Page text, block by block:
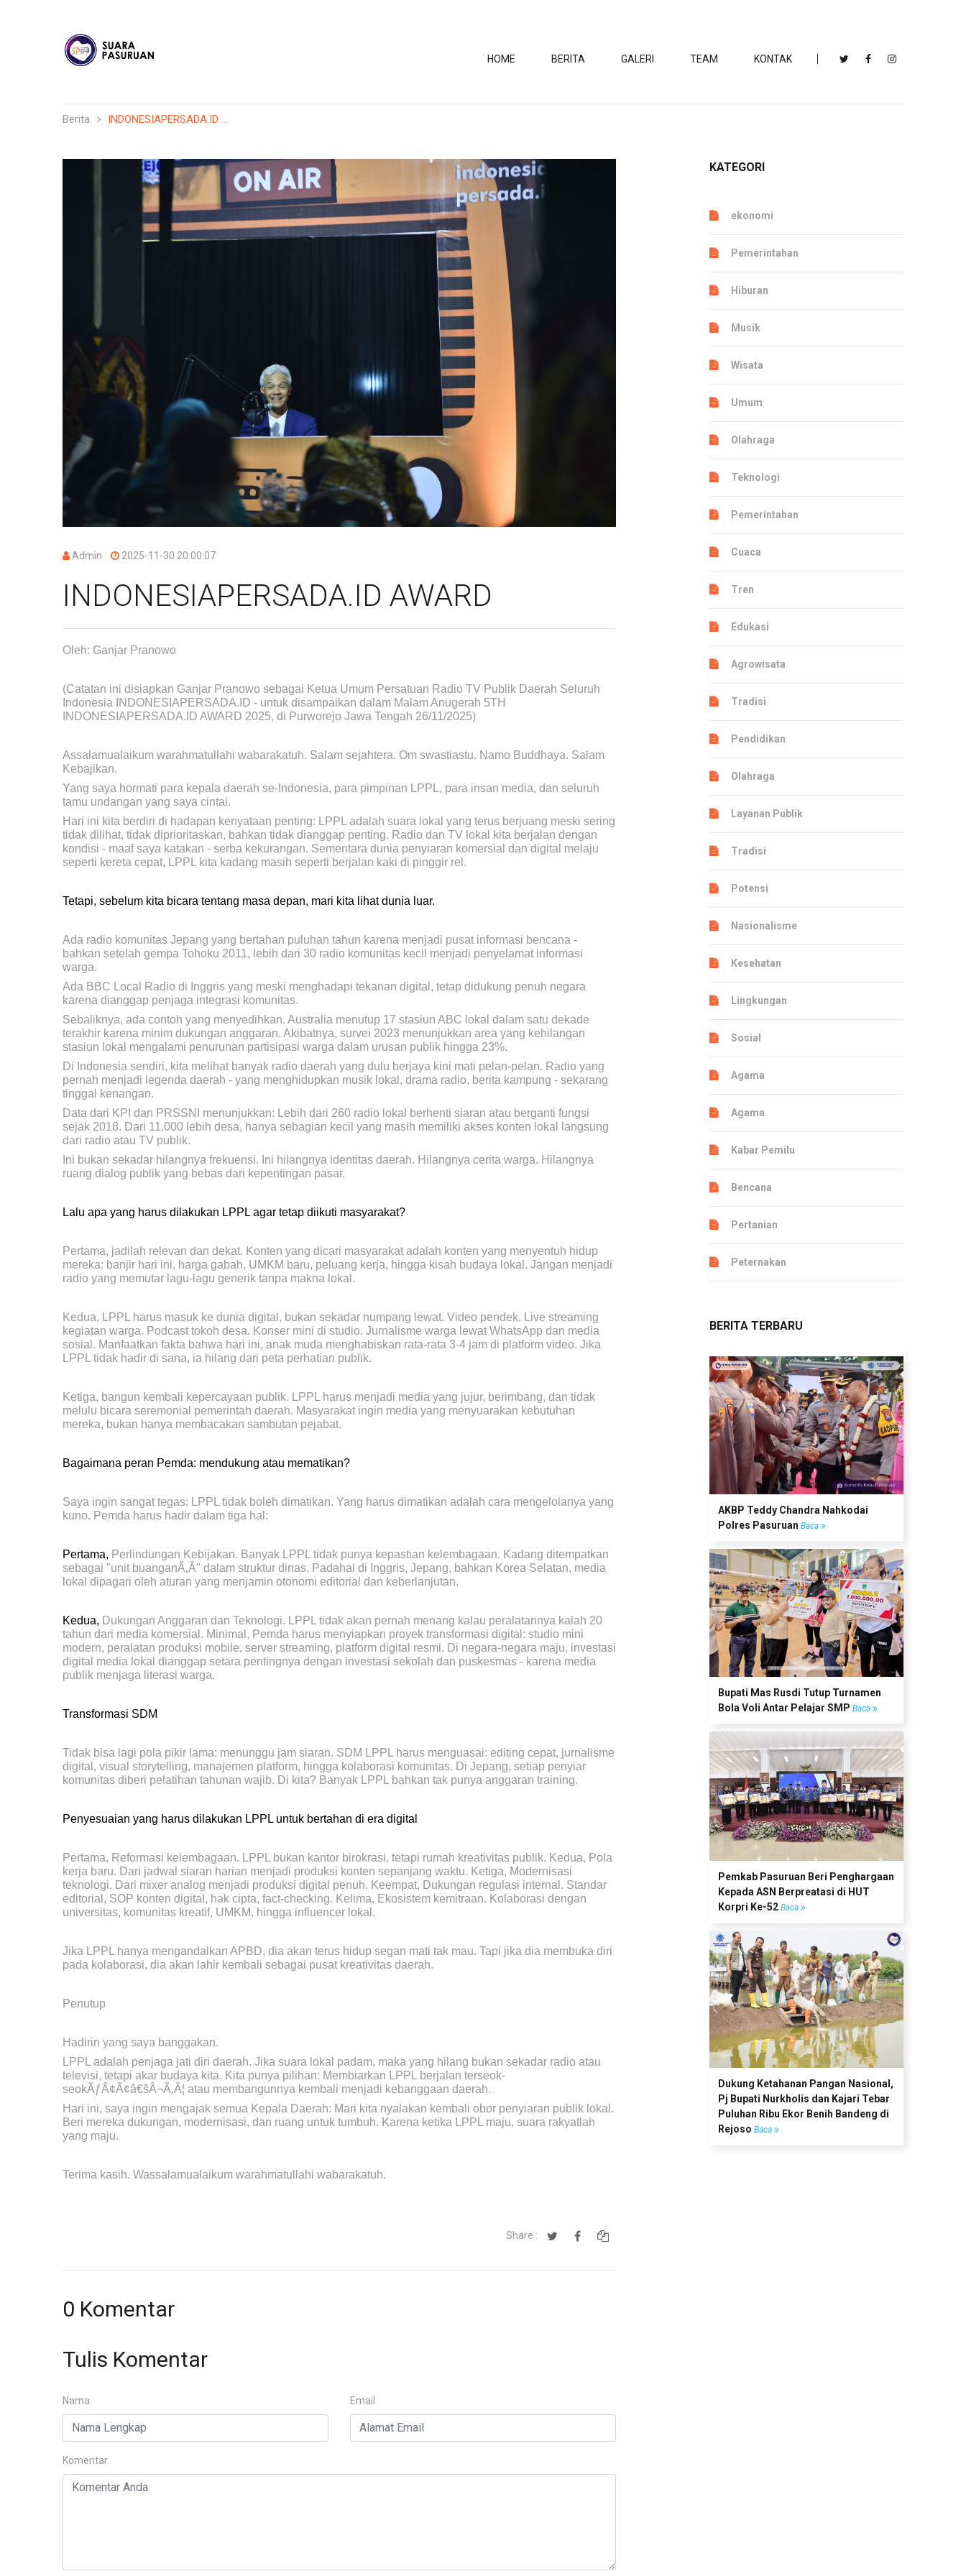
HOME BERITA GALERI TEAM KONTAK
Berita INDONESIAPERSADA.ID ...
Admin 2025-11-30 20:00:07
INDONESIAPERSADA.ID AWARD
Oleh: Ganjar Pranowo
(Catatan ini disiapkan Ganjar Pranowo sebagai Ketua Umum Persatuan Radio TV Publik Daerah Seluruh
Indonesia INDONESIAPERSADA.ID - untuk disampaikan dalam Malam Anugerah 5TH
INDONESIAPERSADA.ID AWARD 2025, di Purworejo Jawa Tengah 26/11/2025)
Assalamualaikum warahmatullahi wabarakatuh. Salam sejahtera. Om swastiastu. Namo Buddhaya. Salam
Kebajikan.
Yang saya hormati para kepala daerah se-Indonesia, para pimpinan LPPL, para insan media, dan seluruh
tamu undangan yang saya cintai.
Hari ini kita berdiri di hadapan kenyataan penting: LPPL adalah suara lokal yang terus berjuang meski sering
tidak dilihat, tidak diprioritaskan, bahkan tidak dianggap penting. Radio dan TV lokal kita berjalan dengan
kondisi - maaf saya katakan - serba kekurangan. Sementara dunia penyiaran komersial dan digital melaju
seperti kereta cepat, LPPL kita kadang masih seperti berjalan kaki di pinggir rel.
Tetapi, sebelum kita bicara tentang masa depan, mari kita lihat dunia luar.
Ada radio komunitas Jepang yang bertahan puluhan tahun karena menjadi pusat informasi bencana -
bahkan setelah gempa Tohoku 2011, lebih dari 30 radio komunitas kecil menjadi penyelamat informasi
warga.
Ada BBC Local Radio di Inggris yang meski menghadapi tekanan digital, tetap didukung penuh negara
karena dianggap penjaga integrasi komunitas.
Sebaliknya, ada contoh yang menyedihkan. Australia menutup 17 stasiun ABC lokal dalam satu dekade
terakhir karena minim dukungan anggaran. Akibatnya, survei 2023 menunjukkan area yang kehilangan
stasiun lokal mengalami penurunan partisipasi warga dalam urusan publik hingga 23%.
Di Indonesia sendiri, kita melihat banyak radio daerah yang dulu berjaya kini mati pelan-pelan. Radio yang
pernah menjadi legenda daerah - yang menghidupkan musik lokal, drama radio, berita kampung - sekarang
tinggal kenangan.
Data dari KPI dan PRSSNI menunjukkan: Lebih dari 260 radio lokal berhenti siaran atau berganti fungsi
sejak 2018. Dari 11.000 lebih desa, hanya sebagian kecil yang masih memiliki akses konten lokal langsung
dari radio atau TV publik.
Ini bukan sekadar hilangnya frekuensi. Ini hilangnya identitas daerah. Hilangnya cerita warga. Hilangnya
ruang dialog publik yang bebas dari kepentingan pasar.
Lalu apa yang harus dilakukan LPPL agar tetap diikuti masyarakat?
Pertama, jadilah relevan dan dekat. Konten yang dicari masyarakat adalah konten yang menyentuh hidup
mereka: banjir hari ini, harga gabah, UMKM baru, peluang kerja, hingga kisah budaya lokal. Jangan menjadi
radio yang memutar lagu-lagu generik tanpa makna lokal.
Kedua, LPPL harus masuk ke dunia digital, bukan sekadar numpang lewat. Video pendek. Live streaming
kegiatan warga. Podcast tokoh desa. Konser mini di studio. Jurnalisme warga lewat WhatsApp dan media
sosial. Manfaatkan fakta bahwa hari ini, anak muda menghabiskan rata-rata 3-4 jam di platform video. Jika
LPPL tidak hadir di sana, ia hilang dari peta perhatian publik.
Ketiga, bangun kembali kepercayaan publik. LPPL harus menjadi media yang jujur, berimbang, dan tidak
melulu bicara seremonial pemerintah daerah. Masyarakat ingin media yang menyuarakan kebutuhan
mereka, bukan hanya membacakan sambutan pejabat.
Bagaimana peran Pemda: mendukung atau mematikan?
Saya ingin sangat tegas: LPPL tidak boleh dimatikan. Yang harus dimatikan adalah cara mengelolanya yang
kuno. Pemda harus hadir dalam tiga hal:
Pertama, Perlindungan Kebijakan. Banyak LPPL tidak punya kepastian kelembagaan. Kadang ditempatkan
sebagai "unit buanganÃ‚Â" dalam struktur dinas. Padahal di Inggris, Jepang, bahkan Korea Selatan, media
lokal dipagari oleh aturan yang menjamin otonomi editorial dan keberlanjutan.
Kedua, Dukungan Anggaran dan Teknologi. LPPL tidak akan pernah menang kalau peralatannya kalah 20
tahun dari media komersial. Minimal, Pemda harus menyiapkan proyek transformasi digital: studio mini
modern, peralatan produksi mobile, server streaming, platform digital resmi. Di negara-negara maju, investasi
digital media lokal dianggap setara pentingnya dengan investasi sekolah dan puskesmas - karena media
publik menjaga literasi warga.
Transformasi SDM
Tidak bisa lagi pola pikir lama: menunggu jam siaran. SDM LPPL harus menguasai: editing cepat, jurnalisme
digital, visual storytelling, manajemen platform, hingga kolaborasi komunitas. Di Jepang, setiap penyiar
komunitas diberi pelatihan tahunan wajib. Di kita? Banyak LPPL bahkan tak punya anggaran training.
Penyesuaian yang harus dilakukan LPPL untuk bertahan di era digital
Pertama, Reformasi kelembagaan. LPPL bukan kantor birokrasi, tetapi rumah kreativitas publik. Kedua, Pola
kerja baru. Dari jadwal siaran harian menjadi produksi konten sepanjang waktu. Ketiga, Modernisasi
teknologi. Dari mixer analog menjadi produksi digital penuh. Keempat, Dukungan regulasi internal. Standar
editorial, SOP konten digital, hak cipta, fact-checking. Kelima, Ekosistem kemitraan. Kolaborasi dengan
universitas, komunitas kreatif, UMKM, hingga influencer lokal.
Jika LPPL hanya mengandalkan APBD, dia akan terus hidup segan mati tak mau. Tapi jika dia membuka diri
pada kolaborasi, dia akan lahir kembali sebagai pusat kreativitas daerah.
Penutup
Hadirin yang saya banggakan.
LPPL adalah penjaga jati diri daerah. Jika suara lokal padam, maka yang hilang bukan sekadar radio atau
televisi, tetapi akar budaya kita. Kita punya pilihan: Membiarkan LPPL berjalan terseok-
seokÃƒÂ¢Ã¢â€šÂ¬Ã‚Â¦ atau membangunnya kembali menjadi kebanggaan daerah.
Hari ini, saya ingin mengajak semua Kepala Daerah: Mari kita nyalakan kembali obor penyiaran publik lokal.
Beri mereka dukungan, modernisasi, dan ruang untuk tumbuh. Karena ketika LPPL maju, suara rakyatlah
yang maju.
Terima kasih. Wassalamualaikum warahmatullahi wabarakatuh.
Share :
0 Komentar
Tulis Komentar
Nama Email
Komentar
KATEGORI
ekonomi
Pemerintahan
Hiburan
Musik
Wisata
Umum
Olahraga
Teknologi
Pemerintahan
Cuaca
Tren
Edukasi
Agrowisata
Tradisi
Pendidikan
Olahraga
Layanan Publik
Tradisi
Potensi
Nasionalisme
Kesehatan
Lingkungan
Sosial
Agama
Agama
Kabar Pemilu
Bencana
Pertanian
Peternakan
BERITA TERBARU
AKBP Teddy Chandra Nahkodai
Polres Pasuruan Baca
Bupati Mas Rusdi Tutup Turnamen
Bola Voli Antar Pelajar SMP Baca
Pemkab Pasuruan Beri Penghargaan
Kepada ASN Berpreatasi di HUT
Korpri Ke-52 Baca
Dukung Ketahanan Pangan Nasional,
Pj Bupati Nurkholis dan Kajari Tebar
Puluhan Ribu Ekor Benih Bandeng di
Rejoso Baca